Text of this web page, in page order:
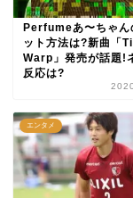
Perfumeあ〜ちゃん
ット方法は?新曲「
Warp」発売が話題!
反応は?
エンタメ